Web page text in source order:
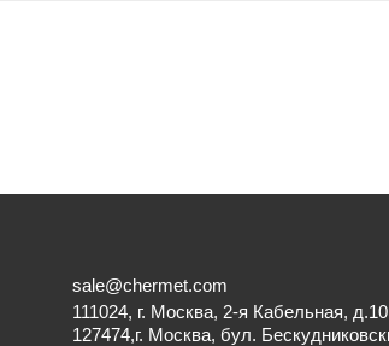
sale@chermet.com
111024, г. Москва, 2-я Кабельная, д.10
127474,г. Москва, бул.